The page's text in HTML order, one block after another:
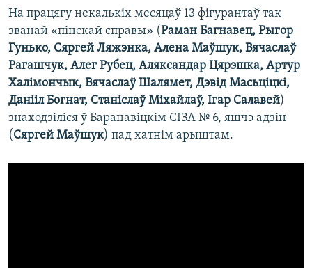
На працягу некалькіх месяцаў 13 фігурантаў так
званай «пінскай справы» (Раман Багнавец, Рыгор
Гунько, Сяргей Ляжэнка, Алена Маўшук, Вячаслаў
Рагашчук, Алег Рубец, Аляксандар Цярэшка, Артур
Халімончык, Вячаслаў Шалямет, Дэвід Масьціцкі,
Данііл Богнат, Станіслаў Мiхайлаў, Ігар Салавей)
знаходзіліся ў Баранавіцкім СІЗА № 6, яшчэ адзін
(Сяргей Маўшук) пад хатнім арыштам.